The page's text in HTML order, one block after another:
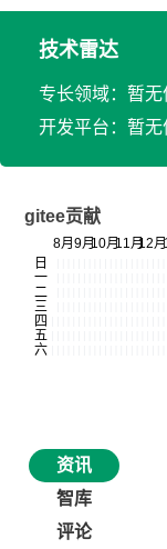
技术雷达
专长领域：暂无
开发平台：暂无
gitee贡献
资讯
智库
评论